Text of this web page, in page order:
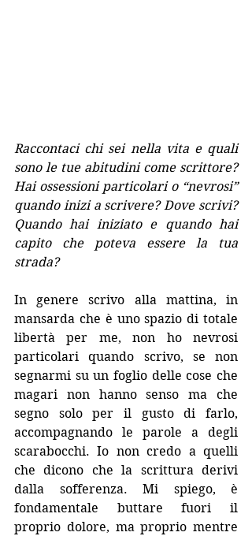
Raccontaci chi sei nella vita e quali
sono le tue abitudini come scrittore?
Hai ossessioni particolari o “nevrosi”
quando inizi a scrivere? Dove scrivi?
Quando hai iniziato e quando hai
capito che poteva essere la tua
strada?
In genere scrivo alla mattina, in
mansarda che è uno spazio di totale
libertà per me, non ho nevrosi
particolari quando scrivo, se non
segnarmi su un foglio delle cose che
magari non hanno senso ma che
segno solo per il gusto di farlo,
accompagnando le parole a degli
scarabocchi. Io non credo a quelli
che dicono che la scrittura derivi
dalla sofferenza. Mi spiego, è
fondamentale buttare fuori il
proprio dolore, ma proprio mentre